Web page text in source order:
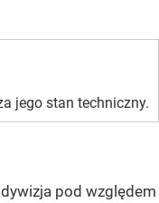
jego stan techniczny.
pod względem